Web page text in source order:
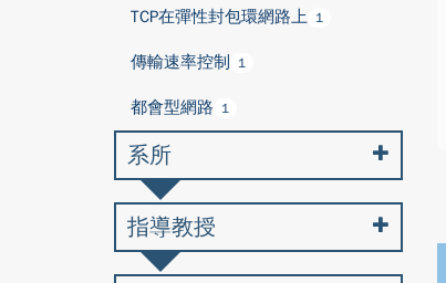
TCP在彈性封包環網路上 1
傳輸速率控制 1
都會型網路 1
系所
指導教授